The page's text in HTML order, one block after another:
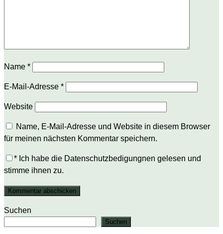
Name *
E-Mail-Adresse *
Website
Name, E-Mail-Adresse und Website in diesem Browser
für meinen nächsten Kommentar speichern.
* Ich habe die Datenschutzbedigungnen gelesen und
stimme ihnen zu.
Suchen
Suchen